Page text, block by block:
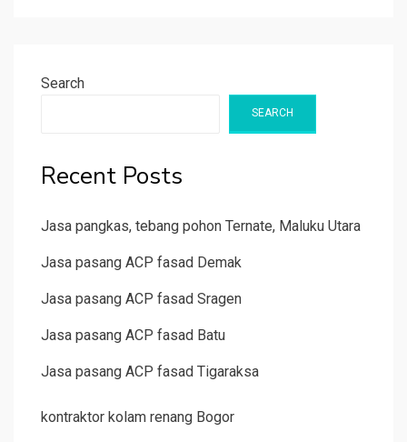
Search
SEARCH
Recent Posts
Jasa pangkas, tebang pohon Ternate, Maluku Utara
Jasa pasang ACP fasad Demak
Jasa pasang ACP fasad Sragen
Jasa pasang ACP fasad Batu
Jasa pasang ACP fasad Tigaraksa
kontraktor kolam renang Bogor